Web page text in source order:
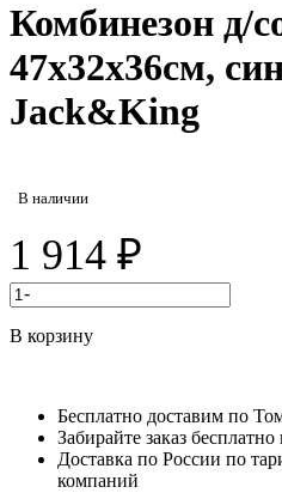
Комбинезон д/
47х32х36см,
Jack&King
В наличии
1 914 ₽
-
В корзину
Бесплатно доставим по
Забирайте заказ бесплатно
Доставка по России по
компаний